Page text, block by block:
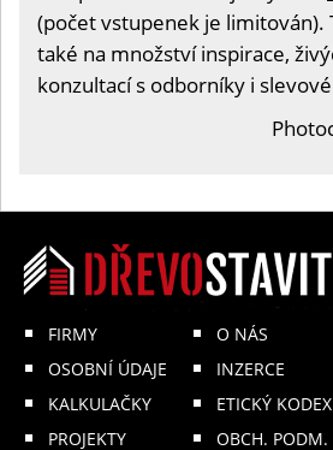
(počet vstupenek je limitován).
také na množství inspirace,
konzultací s odborníky i
FIRMY
OSOBNÍ ÚDAJE
KALKULAČKY
PROJEKTY
O NÁS
INZERCE
ETICKÝ KODEX
OBCH. PODM.